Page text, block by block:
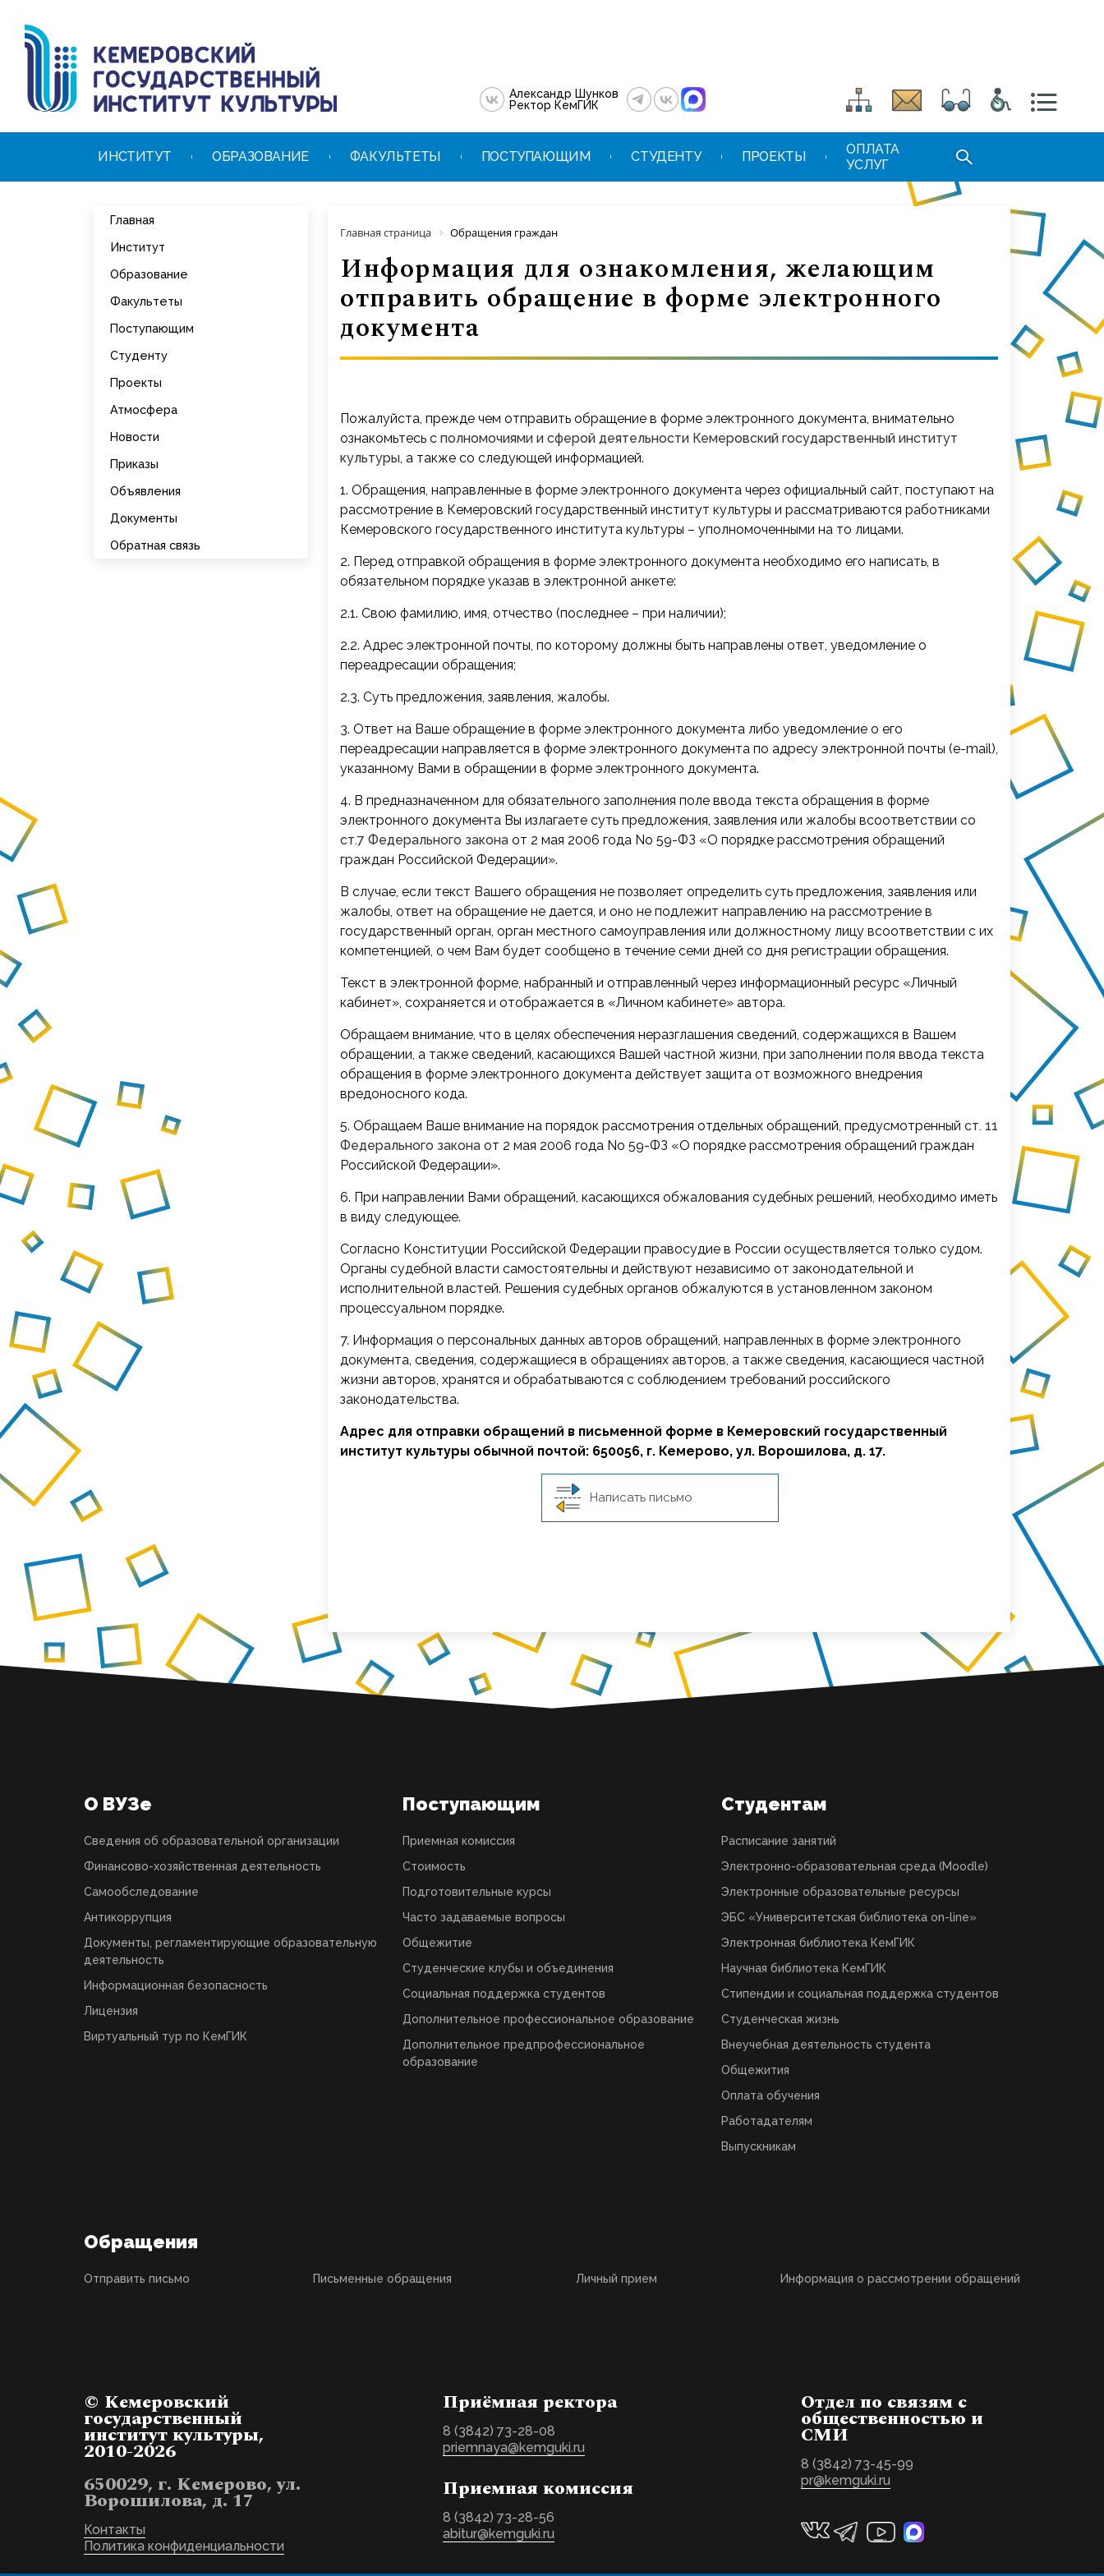
Александр Шунков
Ректор КемГИК
ИНСТИТУТ ОБРАЗОВАНИЕ ФАКУЛЬТЕТЫ ПОСТУПАЮЩИМ СТУДЕНТУ ПРОЕКТЫ
ОПЛАТА
УСЛУГ
Главная
Институт
Образование
Факультеты
Поступающим
Студенту
Проекты
Атмосфера
Новости
Приказы
Объявления
Документы
Обратная связь
Главная страница Обращения граждан
Информация для ознакомления, желающим
отправить обращение в форме электронного
документа
Пожалуйста, прежде чем отправить обращение в форме электронного документа, внимательно
ознакомьтесь с полномочиями и сферой деятельности Кемеровский государственный институт
культуры , а также со следующей информацией.
1. Обращения, направленные в форме электронного документа через официальный сайт, поступают на
рассмотрение в Кемеровский государственный институт культуры и рассматриваются работниками
Кемеровского государственного института культуры – уполномоченными на то лицами.
2. Перед отправкой обращения в форме электронного документа необходимо его написать, в
обязательном порядке указав в электронной анкете:
2.1. Свою фамилию, имя, отчество (последнее – при наличии);
2.2. Адрес электронной почты, по которому должны быть направлены ответ, уведомление о
переадресации обращения;
2.3. Суть предложения, заявления, жалобы.
3. Ответ на Ваше обращение в форме электронного документа либо уведомление о его
переадресации направляется в форме электронного документа по адресу электронной почты (e-mail),
указанному Вами в обращении в форме электронного документа.
4. В предназначенном для обязательного заполнения поле ввода текста обращения в форме
электронного документа Вы излагаете суть предложения, заявления или жалобы всоответствии со
ст.7 Федерального закона от 2 мая 2006 года No 59-ФЗ «О порядке рассмотрения обращений
граждан Российской Федерации».
В случае, если текст Вашего обращения не позволяет определить суть предложения, заявления или
жалобы, ответ на обращение не дается, и оно не подлежит направлению на рассмотрение в
государственный орган, орган местного самоуправления или должностному лицу всоответствии с их
компетенцией, о чем Вам будет сообщено в течение семи дней со дня регистрации обращения.
Текст в электронной форме, набранный и отправленный через информационный ресурс «Личный
кабинет», сохраняется и отображается в «Личном кабинете» автора.
Обращаем внимание, что в целях обеспечения неразглашения сведений, содержащихся в Вашем
обращении, а также сведений, касающихся Вашей частной жизни, при заполнении поля ввода текста
обращения в форме электронного документа действует защита от возможного внедрения
вредоносного кода.
5. Обращаем Ваше внимание на порядок рассмотрения отдельных обращений, предусмотренный ст. 11
Федерального закона от 2 мая 2006 года No 59-ФЗ «О порядке рассмотрения обращений граждан
Российской Федерации».
6. При направлении Вами обращений, касающихся обжалования судебных решений, необходимо иметь
в виду следующее.
Согласно Конституции Российской Федерации правосудие в России осуществляется только судом.
Органы судебной власти самостоятельны и действуют независимо от законодательной и
исполнительной властей. Решения судебных органов обжалуются в установленном законом
процессуальном порядке.
7. Информация о персональных данных авторов обращений, направленных в форме электронного
документа, сведения, содержащиеся в обращениях авторов, а также сведения, касающиеся частной
жизни авторов, хранятся и обрабатываются с соблюдением требований российского
законодательства.
Адрес для отправки обращений в письменной форме в Кемеровский государственный
институт культуры обычной почтой: 650056, г. Кемерово, ул. Ворошилова, д. 17.
Написать письмо
О ВУЗе
Сведения об образовательной организации
Финансово-хозяйственная деятельность
Самообследование
Антикоррупция
Документы, регламентирующие образовательную
деятельность
Информационная безопасность
Лицензия
Виртуальный тур по КемГИК
Поступающим
Приемная комиссия
Стоимость
Подготовительные курсы
Часто задаваемые вопросы
Общежитие
Студенческие клубы и объединения
Социальная поддержка студентов
Дополнительное профессиональное образование
Дополнительное предпрофессиональное
образование
Студентам
Расписание занятий
Электронно-образовательная среда (Moodle)
Электронные образовательные ресурсы
ЭБС «Университетская библиотека on-line»
Электронная библиотека КемГИК
Научная библиотека КемГИК
Стипендии и социальная поддержка студентов
Студенческая жизнь
Внеучебная деятельность студента
Общежития
Оплата обучения
Работадателям
Выпускникам
Обращения
Отправить письмо Письменные обращения Личный прием Информация о рассмотрении обращений
© Кемеровский
государственный
институт культуры,
2010-2026
650029, г. Кемерово, ул.
Ворошилова, д. 17
Контакты
Политика конфиденциальности
Приёмная ректора
8 (3842) 73-28-08
priemnaya@kemguki.ru
Приемная комиссия
8 (3842) 73-28-56
abitur@kemguki.ru
Отдел по связям с
общественностью и
СМИ
8 (3842) 73-45-99
pr@kemguki.ru